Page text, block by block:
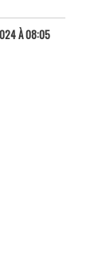
À 08:05